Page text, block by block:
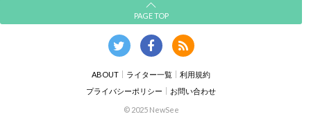
PAGE TOP
ABOUT ライター一覧
利用規約
プライバシーポリシー
お問い合わせ
© 2025 NewSee